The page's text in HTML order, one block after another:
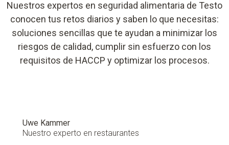
Nuestros expertos en seguridad alimentaria de Testo
conocen tus retos diarios y saben lo que necesitas:
soluciones sencillas que te ayudan a minimizar los
riesgos de calidad, cumplir sin esfuerzo con los
requisitos de HACCP y optimizar los procesos.
Uwe Kammer
Nuestro experto en restaurantes